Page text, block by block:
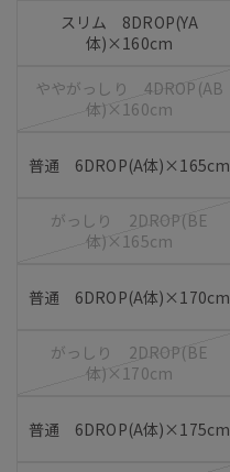
スリム 8DROP(YA
体)×160cm
ややがっしり 4DROP(AB
体)×160cm
普通 6DROP(A体)×165cm
がっしり 2DROP(BE
体)×165cm
普通 6DROP(A体)×170cm
がっしり 2DROP(BE
体)×170cm
普通 6DROP(A体)×175cm